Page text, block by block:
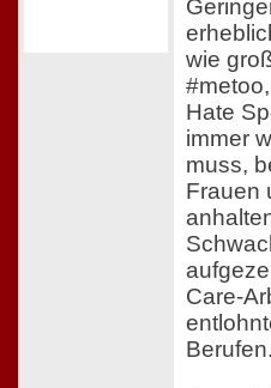
wie
Hate
immer
muss,
Frauen
Care-
Berufen.